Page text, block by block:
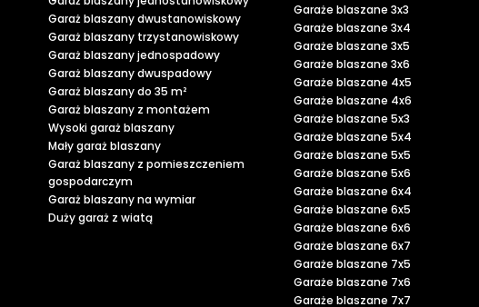
Garaż blaszany dwustanowiskowy
Garaż blaszany trzystanowiskowy
Garaż blaszany jednospadowy
Garaż blaszany dwuspadowy
Garaż blaszany do 35 m²
Garaż blaszany z montażem
Wysoki garaż blaszany
Mały garaż blaszany
Garaż blaszany z pomieszczeniem
gospodarczym
Garaż blaszany na wymiar
Duży garaż z wiatą
Garaże blaszane 3x3
Garaże blaszane 3x4
Garaże blaszane 3x5
Garaże blaszane 3x6
Garaże blaszane 4x5
Garaże blaszane 4x6
Garaże blaszane 5x3
Garaże blaszane 5x4
Garaże blaszane 5x5
Garaże blaszane 5x6
Garaże blaszane 6x4
Garaże blaszane 6x5
Garaże blaszane 6x6
Garaże blaszane 6x7
Garaże blaszane 7x5
Garaże blaszane 7x6
Garaże blaszane 7x7